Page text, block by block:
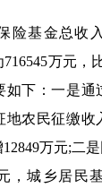
基金总收入
万元，
如下：一是通
地农民征缴收
万元;二
，城乡居民